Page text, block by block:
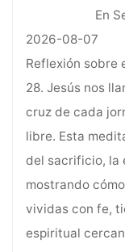
En
2026-08-07
Reflexión sobre
28. Jesús nos
cruz de cada
libre. Esta
del sacrificio, la
mostrando
vividas con fe,
espiritual